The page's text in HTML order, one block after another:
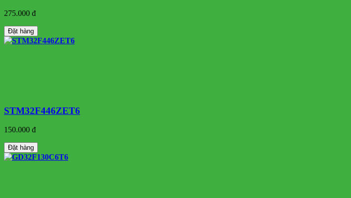
275.000 đ
Đặt hàng
STM32F446ZET6
150.000 đ
Đặt hàng